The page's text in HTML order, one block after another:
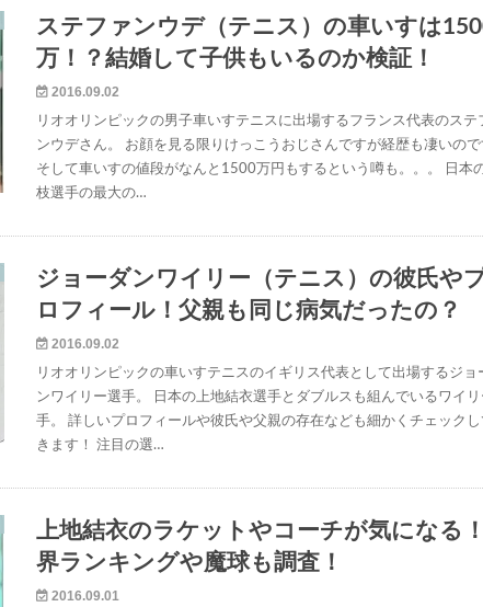
ステファンウデ（テニス）の車いすは
万！？結婚して子供もいるのか検証！
2016.09.02
リオオリンピックの男子車いすテニスに出場するフランス代表のステ
ンウデさん。 お顔を見る限りけっこうおじさんですが経歴も凄いので
そして車いすの値段がなんと1500万円もするという噂も。。。 日本
枝選手の最大の…
ジョーダンワイリー（テニス）の彼氏や
ロフィール！父親も同じ病気だったの？
2016.09.02
リオオリンピックの車いすテニスのイギリス代表として出場するジョ
ンワイリー選手。 日本の上地結衣選手とダブルスも組んでいるワイリ
手。 詳しいプロフィールや彼氏や父親の存在なども細かくチェック
きます！ 注目の選…
上地結衣のラケットやコーチが気になる
界ランキングや魔球も調査！
2016.09.01